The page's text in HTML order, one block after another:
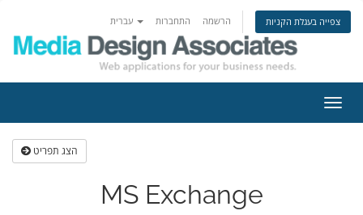
התחברות הרשמה צפייה בעגלת הקניות
ניווט
הצג תפריט
MS Exchange